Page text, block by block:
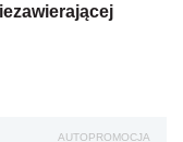
AUTOPROMOCJA